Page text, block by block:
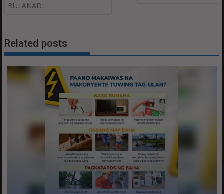
navigation
BULANADI
Related posts